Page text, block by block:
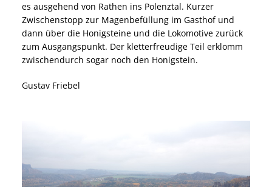
es ausgehend von Rathen ins Polenztal. Kurzer
Zwischenstopp zur Magenbefüllung im Gasthof und
dann über die Honigsteine und die Lokomotive zurück
zum Ausgangspunkt. Der kletterfreudige Teil erklomm
zwischendurch sogar noch den Honigstein.
Gustav Friebel